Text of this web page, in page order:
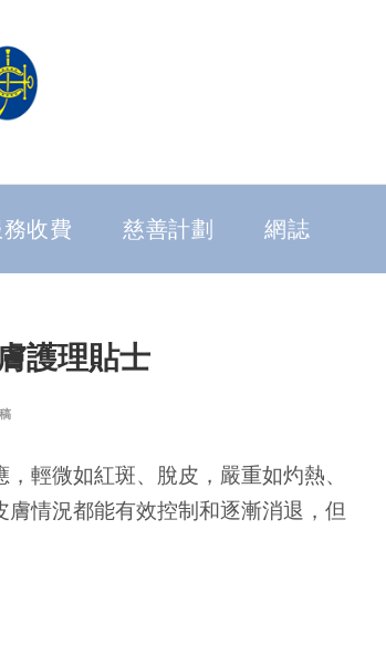
務收費 慈善計劃 網誌
護理貼士
輕微如紅斑、脫皮，嚴重如灼熱、
情況都能有效控制和逐漸消退，但